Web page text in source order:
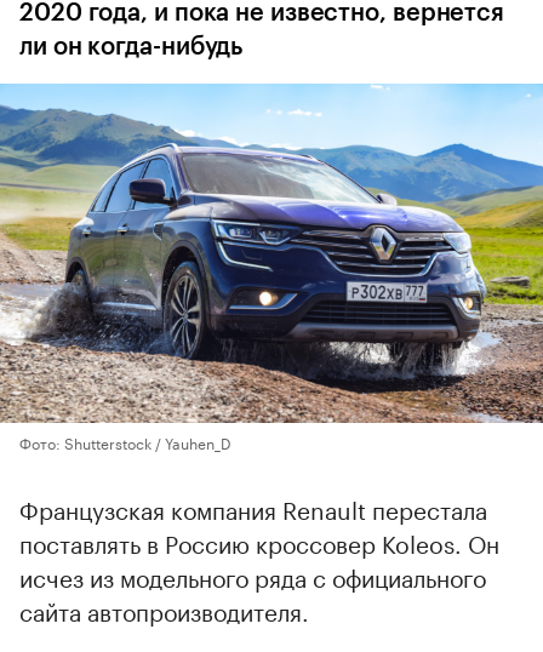
2020 года, и пока не известно, вернется
ли он когда-нибудь
Фото: Shutterstock / Yauhen_D
Французская компания Renault перестала
поставлять в Россию кроссовер Koleos. Он
исчез из модельного ряда с официального
сайта автопроизводителя.